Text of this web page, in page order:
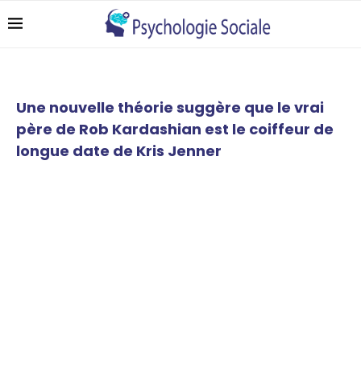
Une nouvelle théorie suggère que le vrai
père de Rob Kardashian est le coiffeur de
longue date de Kris Jenner